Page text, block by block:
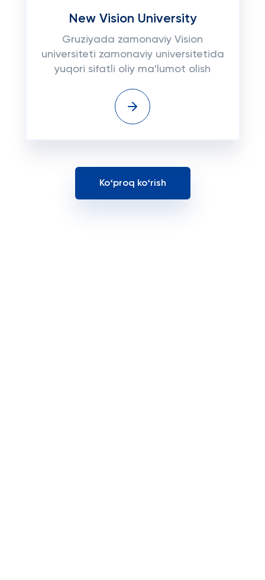
New Vision University
Gruziyada zamonaviy Vision
universiteti zamonaviy universitetida
yuqori sifatli oliy ma'lumot olish
Koʻproq koʻrish